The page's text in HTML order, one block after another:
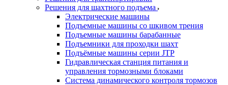
Решения для шахтного подъема
Электрические машины
Подъемные машины со шкивом трения
Подъемные машины барабанные
Подъемники для проходки шахт
Подъёмные машины серии JTP
Гидравлическая станция питания и
управления тормозными блоками
Система динамического контроля тормозов